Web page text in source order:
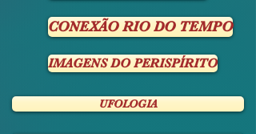
CONEXÃO RIO DO TEMPO
IMAGENS DO PERISPÍRITO
UFOLOGIA